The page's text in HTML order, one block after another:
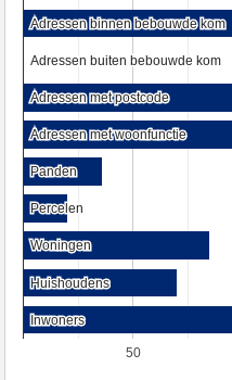
50
Adressen binnen bebouwde kom
Adressen binnen bebouwde kom
Adressen buiten bebouwde kom
Adressen buiten bebouwde kom
Adressen met postcode
Adressen met postcode
Adressen met woonfunctie
Adressen met woonfunctie
Panden
Panden
Percelen
Percelen
Woningen
Woningen
Huishoudens
Huishoudens
Inwoners
Inwoners